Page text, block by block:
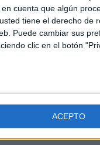
en cuenta que algún
tiene el derecho de
Puede cambiar sus
clic en el botón
ACEPTO
el
de este recinto,